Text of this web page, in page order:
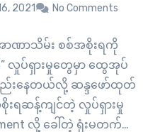
2021 No Comments
အာဏာသိမ်း စစ်အစိုးရကို
လှုပ်ရှားမှုတွေမှာ ထွေအုပ်
နည်းနေတယ်လို့ ဆန္ဒဖော်ထုတ်
းရဆန့်ကျင်တဲ့ လှုပ်ရှားမှု
လို့ ခေါ်တဲ့ ရုံးမတက်တဲ့